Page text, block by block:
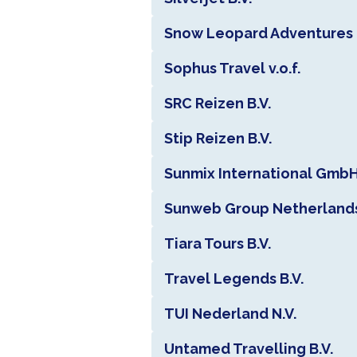
Snow Leopard Adventures
Sophus Travel v.o.f.
SRC Reizen B.V.
Stip Reizen B.V.
Sunmix International
Sunweb Group
Tiara Tours B.V.
Travel Legends B.V.
TUI Nederland N.V.
Untamed Travelling B.V.